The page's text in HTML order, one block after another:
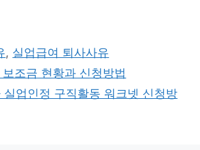
, 실업급여 퇴사사유
조금 현황과 신청방법
실업인정 구직활동 워크넷 신청방